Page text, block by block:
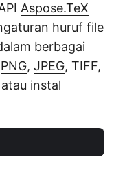
Aspose.TeX
huruf file
berbagai
PNG, JPEG, TIFF,
instal